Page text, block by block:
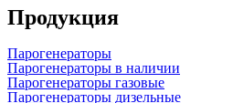
Продукция
Парогенераторы
Парогенераторы в наличии
Парогенераторы газовые
Парогенераторы дизельные